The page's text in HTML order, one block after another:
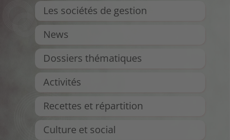
Les sociétés de gestion
News
Dossiers thématiques
Activités
Recettes et répartition
Culture et social